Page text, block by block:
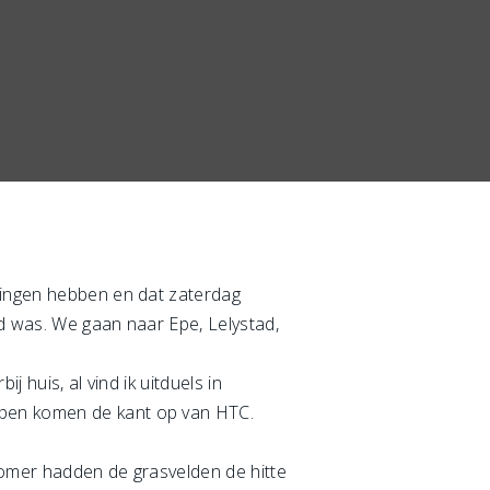
hebben en dat zaterdag
We gaan naar Epe, Lelystad,
huis, al vind ik uitduels in
komen de kant op van HTC.
hadden de grasvelden de hitte